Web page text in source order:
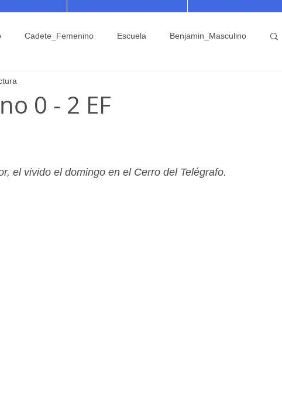
Cadete_Femenino Escuela Benjamin_Masculino
0 - 2 EF
el vivido el domingo en el Cerro del Telégrafo.